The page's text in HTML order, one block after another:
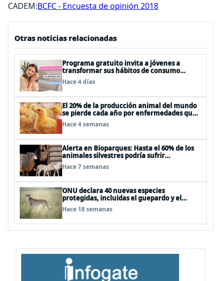
CADEM:BCFC - Encuesta de opinión 2018
Otras noticias relacionadas
Programa gratuito invita a jóvenes a
transformar sus hábitos de consumo
cosmético, alimenticio y de moda
Hace 4 días
El 20% de la producción animal del mundo
se pierde cada año por enfermedades que
se pueden evitar
Hace 4 semanas
Alerta en Bioparques: Hasta el 60% de los
animales silvestres podría sufrir
desnutrición por dietas mal formuladas
Hace 7 semanas
ONU declara 40 nuevas especies
protegidas, incluidas el guepardo y el
tiburón martillo
Hace 18 semanas